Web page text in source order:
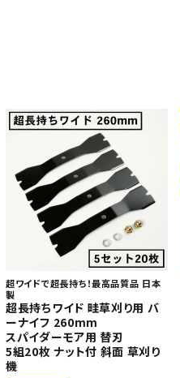
超ワイドで超長持ち！最高品質品 日本
製
超長持ちワイド 畦草刈り用 バ
ーナイフ 260mm
スパイダーモア用 替刃
5組20枚 ナット付 斜面 草刈り
機